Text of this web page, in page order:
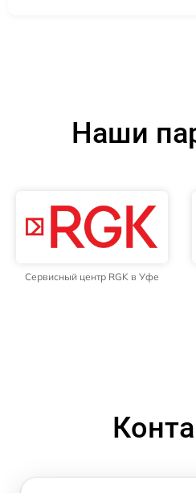
Наши
Сервисный центр RGK в Уфе